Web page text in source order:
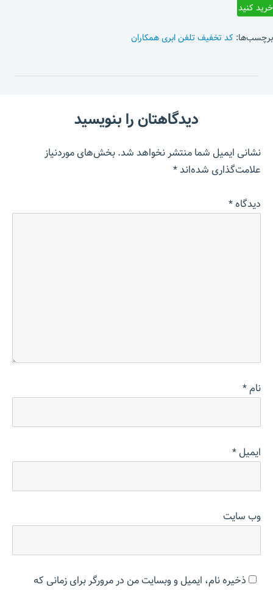
خرید کنید
برچسب‌ها: کد تخفیف تلفن ابری همکاران
دیدگاهتان را بنویسید
نشانی ایمیل شما منتشر نخواهد شد.بخش‌های موردنیاز
علامت‌گذاری شده‌اند*
دیدگاه*
نام*
ایمیل*
وب‌ سایت
ذخیره نام، ایمیل و وبسایت من در مرورگر برای زمانی که